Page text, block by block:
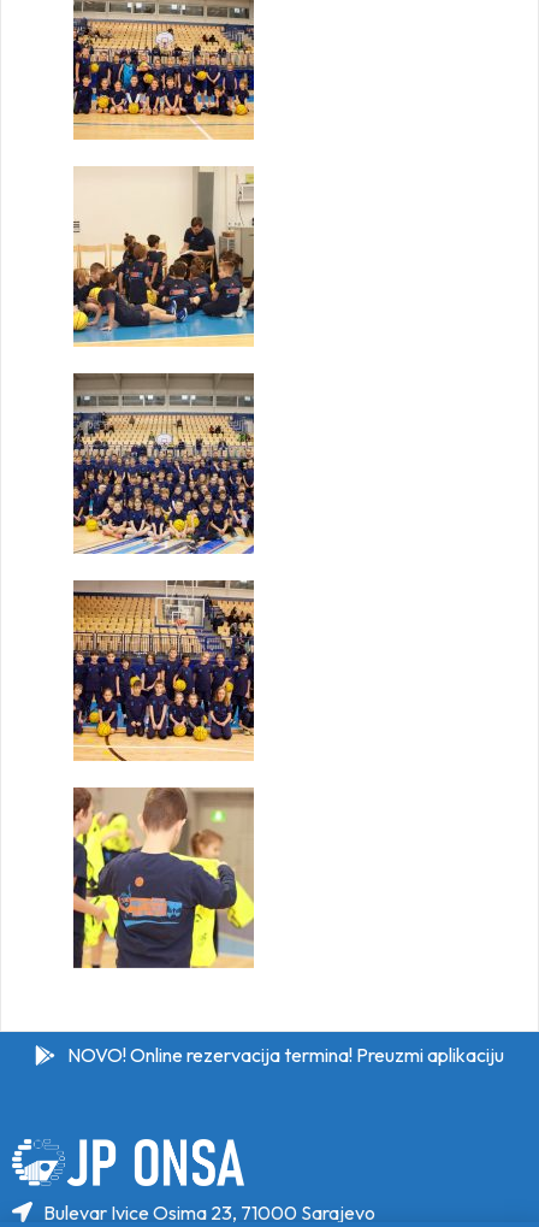
NOVO! Online rezervacija termina! Preuzmi aplikaciju
Bulevar Ivice Osima 23, 71000 Sarajevo